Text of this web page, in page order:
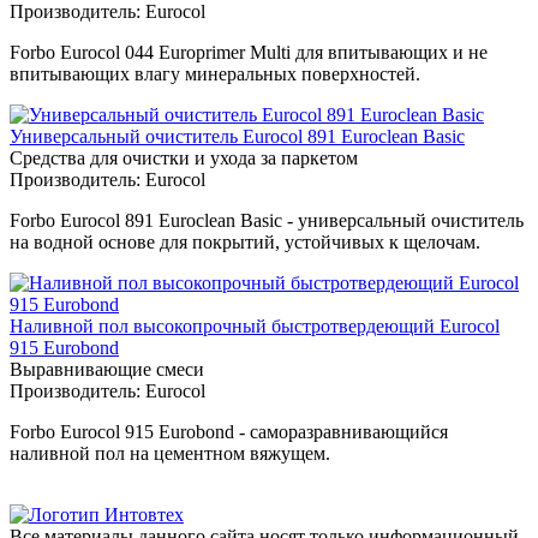
Производитель: Eurocol
Forbo Eurocol 044 Europrimer Multi для впитывающих и не
впитывающих влагу минеральных поверхностей.
Универсальный очиститель Eurocol 891 Euroclean Basic
Средства для очистки и ухода за паркетом
Производитель: Eurocol
Forbo Eurocol 891 Euroclean Basic - универсальный очиститель
на водной основе для покрытий, устойчивых к щелочам.
Наливной пол высокопрочный быстротвердеющий Eurocol
915 Eurobond
Выравнивающие смеси
Производитель: Eurocol
Forbo Eurocol 915 Eurobond - саморазравнивающийся
наливной пол на цементном вяжущем.